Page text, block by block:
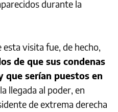
durante la
visita fue, de hecho,
de que sus condenas
que serían puestos en
llegada al poder, en
de extrema derecha